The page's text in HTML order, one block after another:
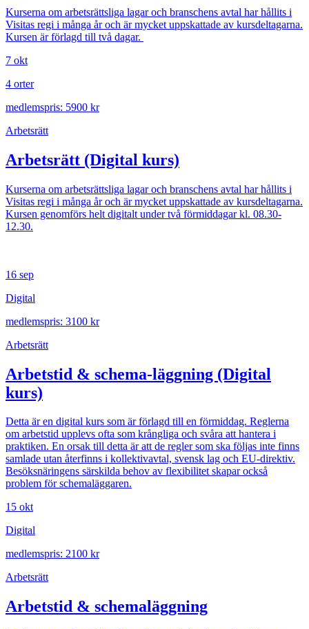
Kurserna om arbetsrättsliga lagar och branschens avtal har hållits i
Visitas regi i många år och är mycket uppskattade av kursdeltagarna.
Kursen är förlagd till två dagar.
7 okt
4 orter
medlemspris: 5900 kr
Arbetsrätt
Arbetsrätt (Digital kurs)
Kurserna om arbetsrättsliga lagar och branschens avtal har hållits i
Visitas regi i många år och är mycket uppskattade av kursdeltagarna.
Kursen genomförs helt digitalt under två förmiddagar kl. 08.30-
12.30.
16 sep
Digital
medlemspris: 3100 kr
Arbetsrätt
Arbetstid & schema-läggning (Digital
kurs)
Detta är en digital kurs som är förlagd till en förmiddag. Reglerna
om arbetstid upplevs ofta som krångliga och svåra att hantera i
praktiken. En orsak till detta är att de regler som ska följas inte finns
samlade utan återfinns i kollektivavtal, svensk lag och EU-direktiv.
Besöksnäringens särskilda behov av flexibilitet skapar också
problem för schemaläggaren.
15 okt
Digital
medlemspris: 2100 kr
Arbetsrätt
Arbetstid & schemaläggning